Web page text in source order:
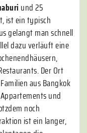
und 25
ist ein typisch
gelangt man schnell
dazu verläuft eine
Der Ort
aus Bangkok
und
noch
ist ein langer,